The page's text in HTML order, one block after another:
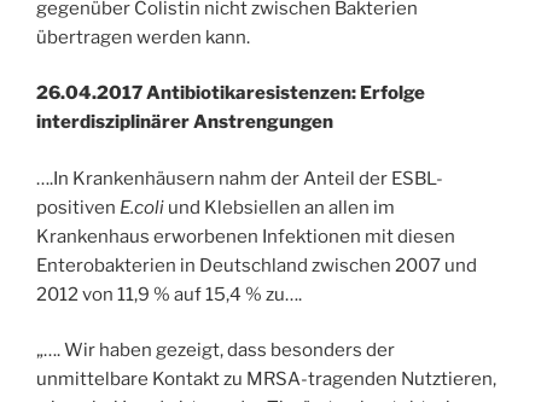
gegenüber Colistin nicht zwischen Bakterien
übertragen werden kann.
26.04.2017 Antibiotikaresistenzen: Erfolge
interdisziplinärer Anstrengungen
….In Krankenhäusern nahm der Anteil der ESBL-
positiven E.coli und Klebsiellen an allen im
Krankenhaus erworbenen Infektionen mit diesen
Enterobakterien in Deutschland zwischen 2007 und
2012 von 11,9 % auf 15,4 % zu….
„…. Wir haben gezeigt, dass besonders der
unmittelbare Kontakt zu MRSA-tragenden Nutztieren,